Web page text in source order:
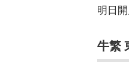
明日
牛繁